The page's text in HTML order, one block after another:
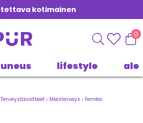
kotimainen
0
lifestyle ale
Terveystavoitteet › Miesterveys › Feméa